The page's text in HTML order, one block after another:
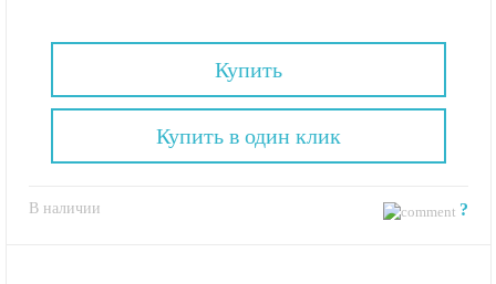
Купить
В наличии ?
Купить в один клик